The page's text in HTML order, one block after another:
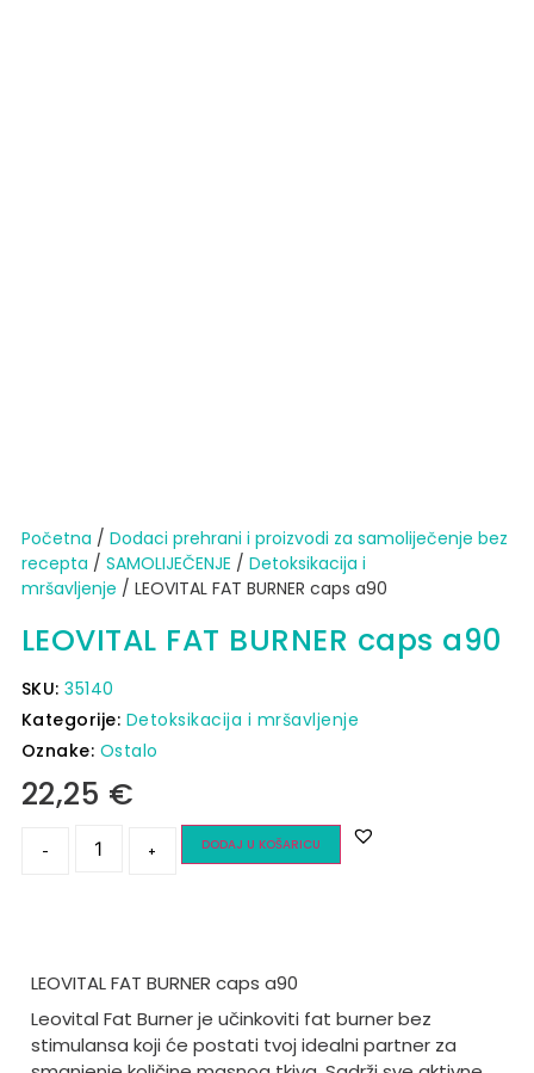
Početna / Dodaci prehrani i proizvodi za samoliječenje bez
recepta / SAMOLIJEČENJE / Detoksikacija i
mršavljenje / LEOVITAL FAT BURNER caps a90
LEOVITAL FAT BURNER caps a90
SKU:35140
Kategorije: Detoksikacija i mršavljenje
Oznake: Ostalo
22,25 €
- + DODAJ U KOŠARICU
LEOVITAL FAT BURNER caps a90
Leovital Fat Burner je učinkoviti fat burner bez
stimulansa koji će postati tvoj idealni partner za